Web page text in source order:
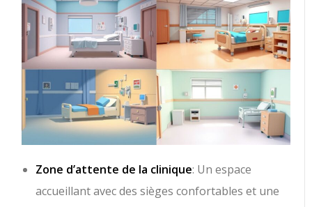
Zone d’attente de la clinique: Un espace
accueillant avec des sièges confortables et une